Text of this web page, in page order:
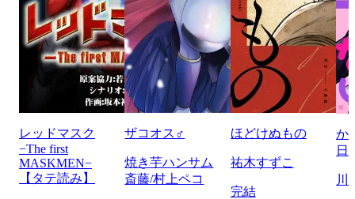
レッドマスク
−The first
MASKMEN−
【タテ読み】
ザコオス♂
焼き芋ハンサム
斎藤/村上ペコ
ほどけぬもの
祐木すずこ
完結
か
日
川